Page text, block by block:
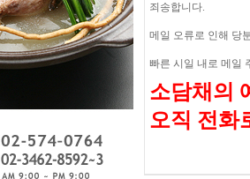
죄송합니다.
메일 오류로 인해 당
빠른 시일 내로 메일
소담채의
오직 전화